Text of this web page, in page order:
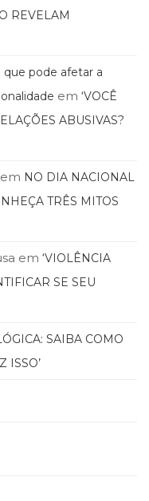
REVELAM
pode afetar a
em ‘VOCÊ
ABUSIVAS?
em NO DIA NACIONAL
TRÊS MITOS
em ‘VIOLÊNCIA
SE SEU
SAIBA COMO
ISSO’